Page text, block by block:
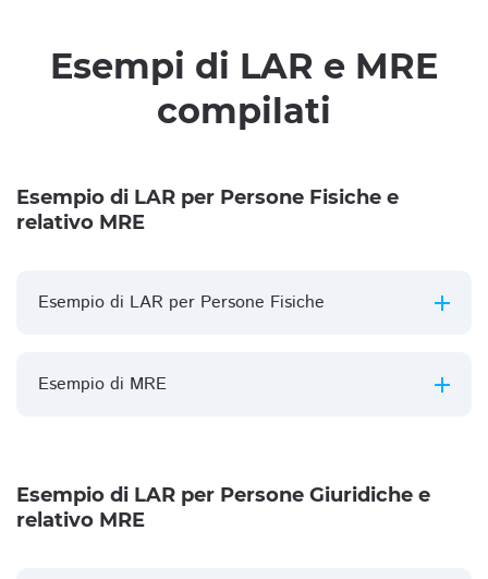
Esempi di LAR e MRE
compilati
Esempio di LAR per Persone Fisiche e
relativo MRE
Esempio di LAR per Persone Fisiche
Esempio di MRE
Esempio di LAR per Persone Giuridiche e
relativo MRE